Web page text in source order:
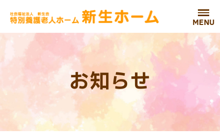
MENU
お知らせ